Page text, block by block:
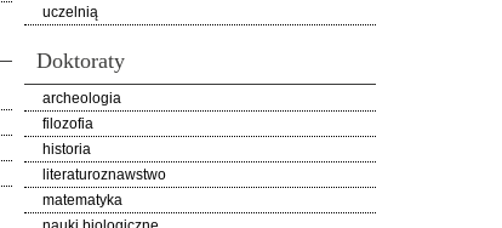
uczelnią
Doktoraty
archeologia
filozofia
historia
literaturoznawstwo
matematyka